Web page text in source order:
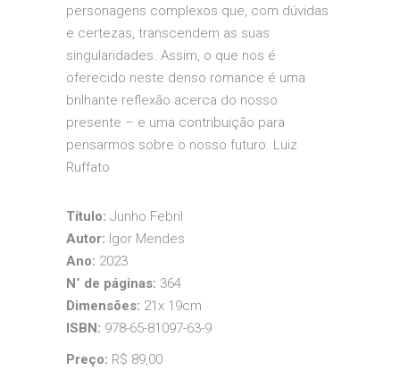
personagens complexos que, com dúvidas
e certezas, transcendem as suas
singularidades. Assim, o que nos é
oferecido neste denso romance é uma
brilhante reflexão acerca do nosso
presente – e uma contribuição para
pensarmos sobre o nosso futuro. Luiz
Ruffato
Título: Junho Febril
Autor: Igor Mendes
Ano: 2023
N˚ de páginas: 364
Dimensões: 21x 19cm
ISBN: 978-65-81097-63-9
Preço: R$ 89,00